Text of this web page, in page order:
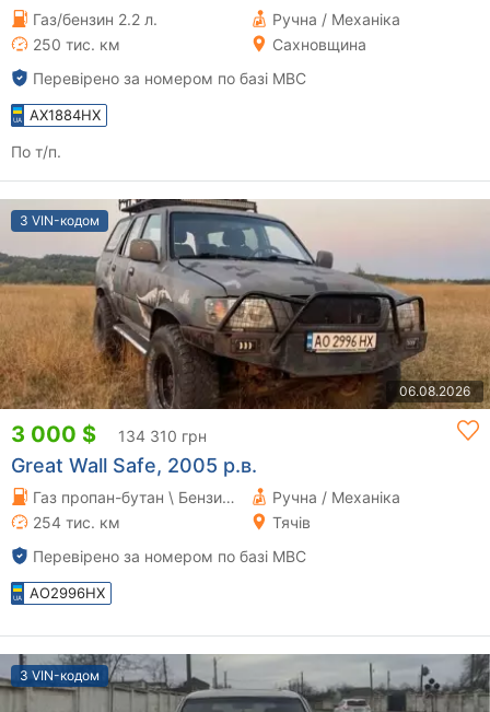
Газ/бензин 2.2 л.
Ручна / Механіка
250 тис. км
Сахновщина
Перевірено за номером по базі МВС
AX1884HX
По т/п.
З VIN-кодом
06.08.2026
3 000 $ 134 310 грн
Great Wall Safe, 2005 р.в.
Газ пропан-бутан \ Бензин 2.2 л.
Ручна / Механіка
254 тис. км
Тячів
Перевірено за номером по базі МВС
AO2996HX
З VIN-кодом